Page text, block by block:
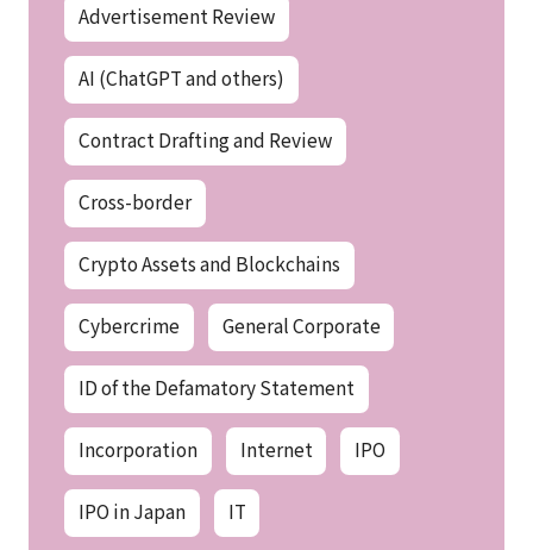
Advertisement Review
AI (ChatGPT and others)
Contract Drafting and Review
Cross-border
Crypto Assets and Blockchains
Cybercrime General Corporate
ID of the Defamatory Statement
Incorporation Internet IPO
IPO in Japan IT